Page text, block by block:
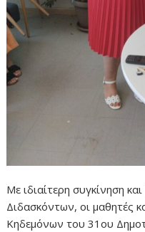
Με ιδιαίτερη συγκίνηση
Διδασκόντων, οι μαθητές
Κηδεμόνων του 31ου